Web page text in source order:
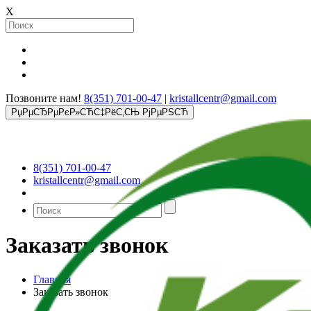
X
Позвоните нам! 8(351) 701-00-47 | kristallcentr@gmail.com
РџРµСЂРµРєР»СЋС‡РёС‚СЊ РјРµРЅСЋ
8(351) 701-00-47
kristallcentr@gmail.com
Заказать звонок
Главная
Заказать звонок